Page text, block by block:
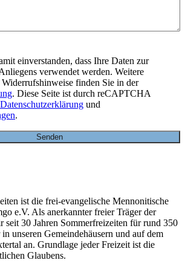
einverstanden, dass Ihre Daten zur
verwendet werden. Weitere
finden Sie in der
. Diese Seite ist durch reCAPTCHA
und
.
ist die frei-evangelische Mennonitische
e.V. Als anerkannter freier Träger der
seit 30 Jahren Sommerfreizeiten für rund 350
unseren Gemeindehäusern und auf dem
an. Grundlage jeder Freizeit ist die
Glaubens.